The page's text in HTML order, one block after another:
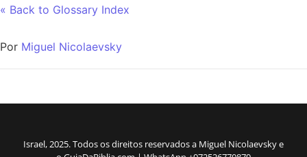
« Back to Glossary Index
Por Miguel Nicolaevsky
Israel, 2025. Todos os direitos reservados a Miguel Nicolaevsky e